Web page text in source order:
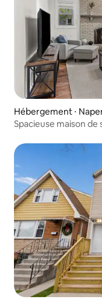
Hébergement ⋅
Spacieuse maison